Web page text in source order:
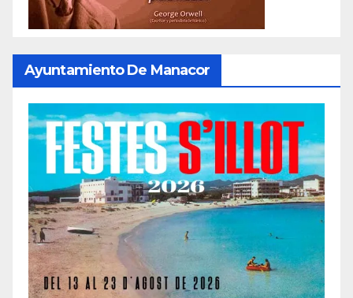
Ayuntamiento De Manacor